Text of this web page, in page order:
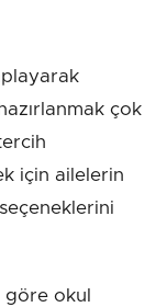
çok
için ailelerin
göre okul